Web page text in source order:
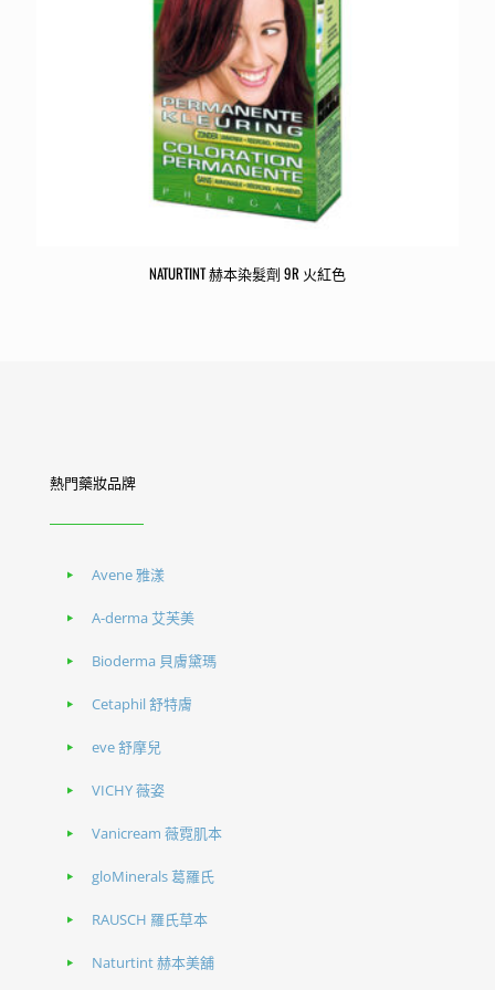
NATURTINT 赫本染髮劑 9R 火紅色
熱門藥妝品牌
Avene 雅漾
A-derma 艾芙美
Bioderma 貝膚黛瑪
Cetaphil 舒特膚
eve 舒摩兒
VICHY 薇姿
Vanicream 薇霓肌本
gloMinerals 葛羅氏
RAUSCH 羅氏草本
Naturtint 赫本美舖